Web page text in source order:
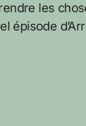
les
épisode